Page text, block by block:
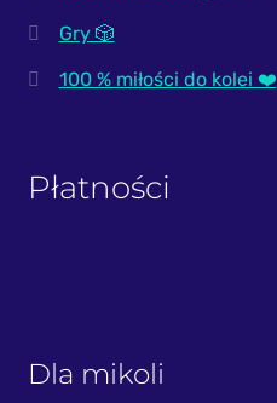
Gry 🎲
100 % miłości do kolei ❤️
Płatności
Dla mikoli